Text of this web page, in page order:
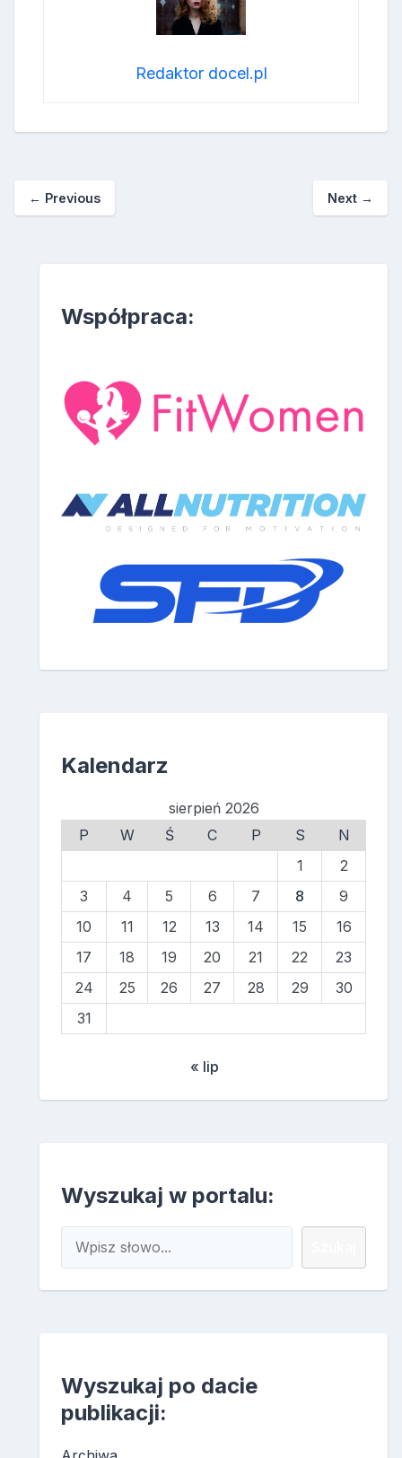
Redaktor docel.pl
← Previous Next →
Współpraca:
Kalendarz
sierpień 2026
P
W Ś C P S
N
1
2
3
4 5 6 7 8
9
10
11 12 13 14 15
16
17
18 19 20 21 22
23
24
25 26 27 28 29
30
31
« lip
Wyszukaj w portalu:
Wyszukaj po dacie
publikacji: